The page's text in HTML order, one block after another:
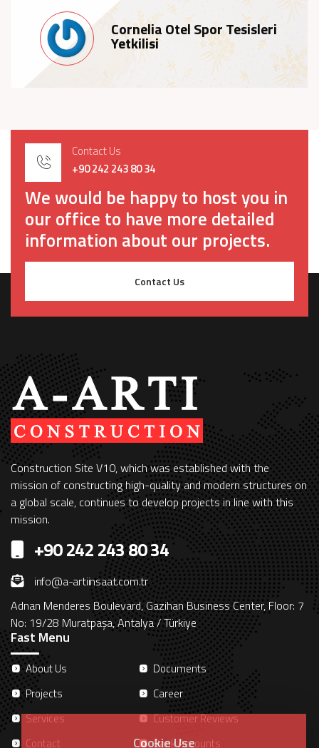
Cornelia Otel Spor Tesisleri
Yetkilisi
Contact Us
+90 242 243 80 34
We would be happy to host you in
our office to have more detailed
information about our projects.
Contact Us
Construction Site V10, which was established with the
mission of constructing high-quality and modern structures on
a global scale, continues to develop projects in line with this
mission.
+90 242 243 80 34
info@a-artiinsaat.com.tr
Adnan Menderes Boulevard, Gazihan Business Center, Floor: 7
No: 19/28 Muratpaşa, Antalya / Türkiye
Fast Menu
About Us
Projects
Services
Contact
Documents
Career
Customer Reviews
Bank Accounts
Cookie Use